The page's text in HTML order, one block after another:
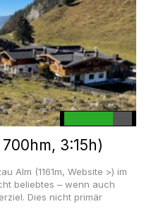
3:15h)
Alm (1161m, Website >) im
beliebtes – wenn auch
Dies nicht primär